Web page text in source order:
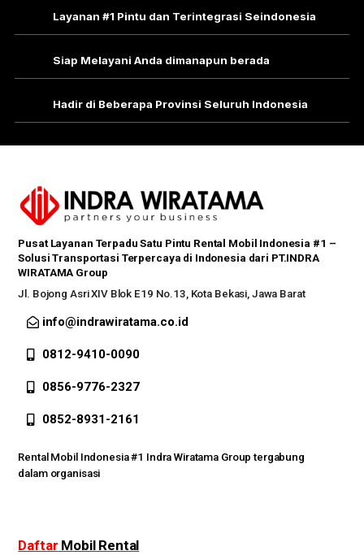
Layanan #1 Pintu dan Terintegrasi Seindonesia
Siap Melayani Anda dimanapun berada
Hadir di Beberapa Provinsi Seluruh Indonesia
Pusat Layanan Terpadu Satu Pintu Rental Mobil Indonesia #1 –
Solusi Transportasi Terpercaya di Indonesia dari PT.INDRA
WIRATAMA Group
Jl. Bojong Asri XIV Blok E19 No.13, Kota Bekasi, Jawa Barat
info@indrawiratama.co.id
0812-9410-0090
0856-9776-2327
0852-8931-2161
Rental Mobil Indonesia #1 Indra Wiratama Group tergabung
dalam organisasi
Daftar Mobil Rental